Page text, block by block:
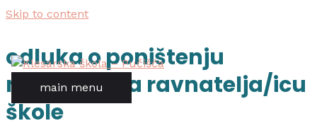
Skip to content
main menu
odluka o poništenju
natječaja za ravnatelja/icu
škole